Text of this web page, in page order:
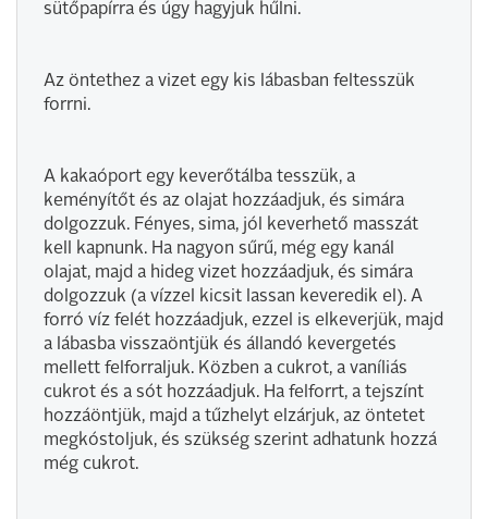
sütőpapírra és úgy hagyjuk hűlni.
Az öntethez a vizet egy kis lábasban feltesszük
forrni.
A kakaóport egy keverőtálba tesszük, a
keményítőt és az olajat hozzáadjuk, és simára
dolgozzuk. Fényes, sima, jól keverhető masszát
kell kapnunk. Ha nagyon sűrű, még egy kanál
olajat, majd a hideg vizet hozzáadjuk, és simára
dolgozzuk (a vízzel kicsit lassan keveredik el). A
forró víz felét hozzáadjuk, ezzel is elkeverjük, majd
a lábasba visszaöntjük és állandó kevergetés
mellett felforraljuk. Közben a cukrot, a vaníliás
cukrot és a sót hozzáadjuk. Ha felforrt, a tejszínt
hozzáöntjük, majd a tűzhelyt elzárjuk, az öntetet
megkóstoljuk, és szükség szerint adhatunk hozzá
még cukrot.